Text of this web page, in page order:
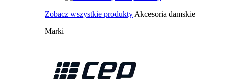
Zobacz wszystkie produkty Akcesoria damskie
Marki